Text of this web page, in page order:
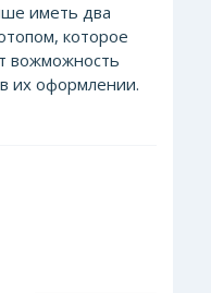
иметь два
которое
вожможность
их оформлении.